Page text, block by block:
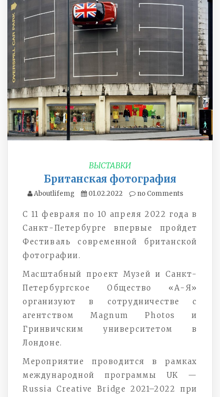
ВЫСТАВКИ
Британская фотография
Aboutlifemg 01.02.2022 no Comments
С 11 февраля по 10 апреля 2022 года в
Санкт-Петербурге впервые пройдет
Фестиваль современной британской
фотографии.
Масштабный проект Музей и Санкт-
Петербургское Общество «А-Я»
организуют в сотрудничестве c
агентством Magnum Photos и
Гринвичским университетом в
Лондоне.
Мероприятие проводится в рамках
международной программы UK —
Russia Creative Bridge 2021–2022 при